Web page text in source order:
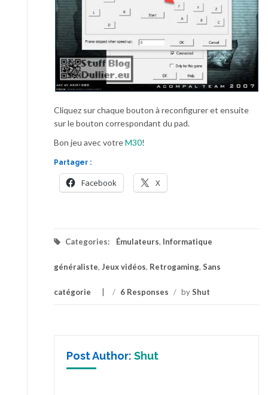
Cliquez sur chaque bouton à reconfigurer et ensuite
sur le bouton correspondant du pad.
Bon jeu avec votreM30!
Partager :
Facebook X
Categories: Émulateurs, Informatique
généraliste, Jeux vidéos, Retrogaming, Sans
catégorie / 6 Responses / byShut
Post Author: Shut